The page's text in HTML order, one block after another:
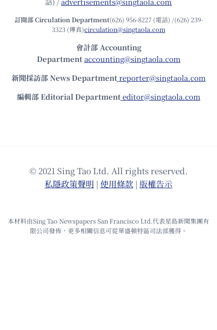
訂閱部 Circulation Department(626) 956-8227 (電話) /(626) 239-
3323 (傳真)circulation@singtaola.com
會計部 Accounting
Department accounting@singtaola.com
新聞採訪部 News Department reporter@singtaola.com
編輯部 Editorial Department editor@singtaola.com
© 2021 Sing Tao Ltd. All rights reserved.
私隱政策聲明 | 使⽤條款 | 版權告⽰
本材料由Sing Tao Newspapers San Francisco Ltd.代表星島新聞集團有
限公司發佈，更多相關信息可從華盛頓特區司法部獲得。